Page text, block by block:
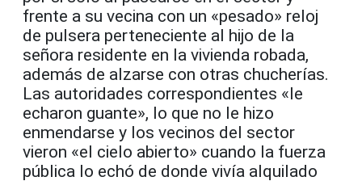
frente a su vecina con un «pesado» reloj
de pulsera perteneciente al hijo de la
señora residente en la vivienda robada,
además de alzarse con otras chucherías.
Las autoridades correspondientes «le
echaron guante», lo que no le hizo
enmendarse y los vecinos del sector
vieron «el cielo abierto» cuando la fuerza
pública lo echó de donde vivía alquilado